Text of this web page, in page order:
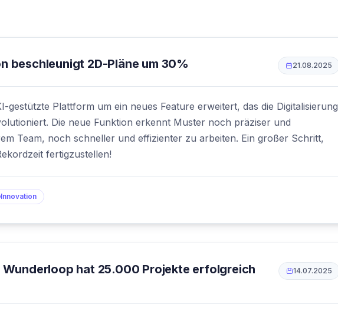
beschleunigt 2D-Pläne um 30% 21.08.2025
gestützte Plattform um ein neues Feature erweitert, das die Digitalisierung
Die neue Funktion erkennt Muster noch präziser und
Team, noch schneller und effizienter zu arbeiten. Ein großer Schritt,
fertigzustellen!
Innovation
Wunderloop hat 25.000 Projekte erfolgreich
14.07.2025